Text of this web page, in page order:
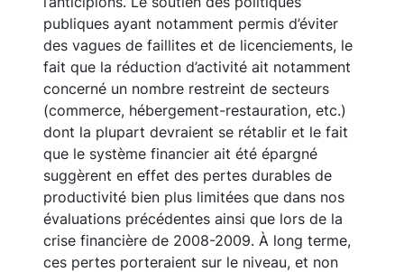
publiques ayant notamment permis d’éviter
des vagues de faillites et de licenciements, le
fait que la réduction d’activité ait notamment
concerné un nombre restreint de secteurs
(commerce, hébergement-restauration, etc.)
dont la plupart devraient se rétablir et le fait
que le système financier ait été épargné
suggèrent en effet des pertes durables de
productivité bien plus limitées que dans nos
évaluations précédentes ainsi que lors de la
crise financière de 2008-2009. À long terme,
ces pertes porteraient sur le niveau, et non